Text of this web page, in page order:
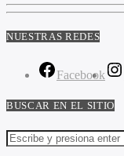
NUESTRAS REDES
Facebook
BUSCAR EN EL SITIO